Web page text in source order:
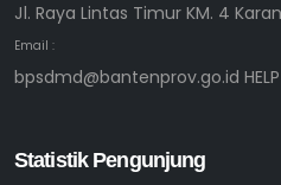
Jl. Raya Lintas Timur KM. 4
Email :
bpsdmd@bantenprov.go.id
Statistik Pengunjung